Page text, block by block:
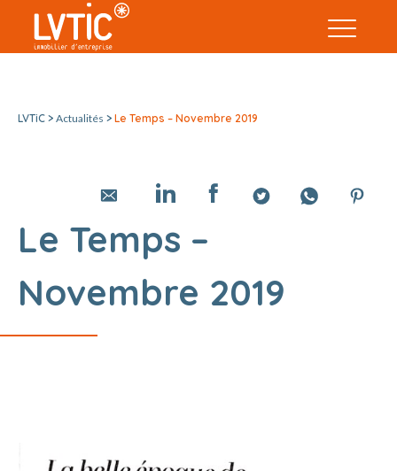
LVTiC > Actualités > Le Temps – Novembre 2019
Le Temps –
Novembre 2019